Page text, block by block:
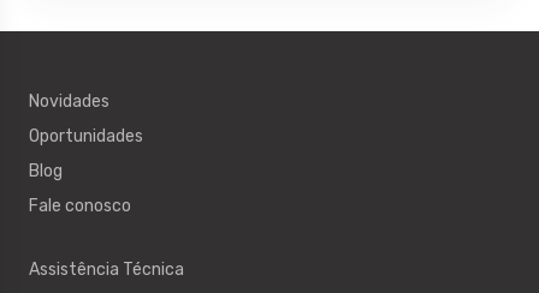
Novidades
Oportunidades
Blog
Fale conosco
Assistência Técnica